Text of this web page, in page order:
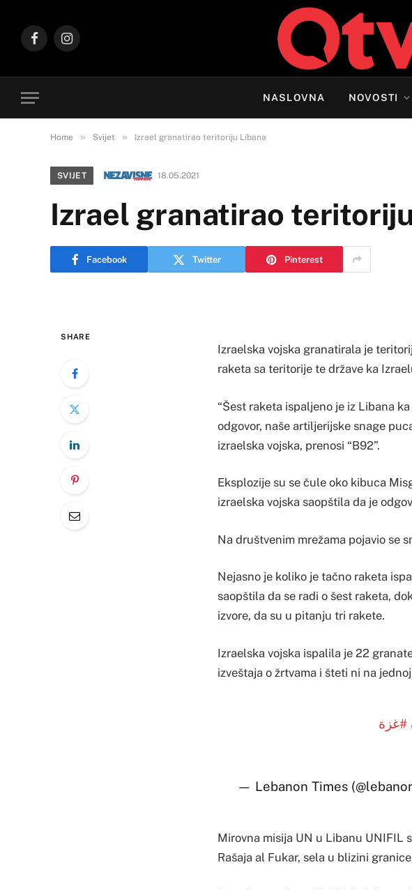
FacebookInstagram
NASLOVNA NOVOSTI
Home » Svijet » Izrael granatirao teritoriju Libana
SVIJET 18.05.2021
Izrael granatirao
Facebook Twitter Pinterest
SHARE
Izraelska vojska granatirala je
raketa sa teritorije te države ka
“Šest raketa ispaljeno je iz Libana
odgovor, naše artiljerijske snage
izraelska vojska, prenosi “B92”.
Eksplozije su se čule oko kibuca
izraelska vojska saopštila da je
Na društvenim mrežama pojavio se
Nejasno je koliko je tačno raketa
saopštila da se radi o šest raketa,
izvore, da su u pitanju tri rakete.
Izraelska vojska ispalila je 22
izveštaja o žrtvama i šteti ni na
#غزة
— Lebanon Times
Mirovna misija UN u Libanu UNIFIL
Rašaja al Fukar, sela u blizini